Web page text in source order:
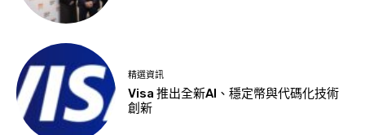
精選資訊
Visa 推出全新AI、穩定幣與代碼化技術
創新